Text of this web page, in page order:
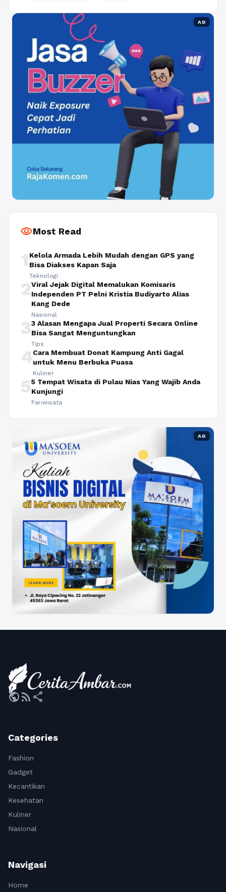
AD
visibilityMost Read
1 Kelola Armada Lebih Mudah dengan GPS yang
Bisa Diakses Kapan Saja
Teknologi
2Viral Jejak Digital Memalukan Komisaris
Independen PT Pelni Kristia Budiyarto Alias
Kang Dede
Nasional
33 Alasan Mengapa Jual Properti Secara Online
Bisa Sangat Menguntungkan
Tips
4Cara Membuat Donat Kampung Anti Gagal
untuk Menu Berbuka Puasa
Kuliner
55 Tempat Wisata di Pulau Nias Yang Wajib Anda
Kunjungi
Pariwisata
AD
publicrss_feed share
Categories
Fashion
Gadget
Kecantikan
Kesehatan
Kuliner
Nasional
Navigasi
Home